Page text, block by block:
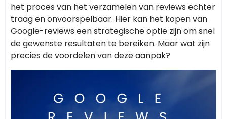
het proces van het verzamelen van reviews echter
traag en onvoorspelbaar. Hier kan het kopen van
Google-reviews een strategische optie zijn om snel
de gewenste resultaten te bereiken. Maar wat zijn
precies de voordelen van deze aanpak?